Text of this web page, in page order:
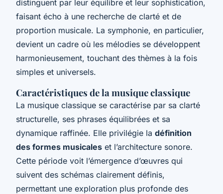
distinguent par leur équilibre et leur sophistication,
faisant écho à une recherche de clarté et de
proportion musicale. La symphonie, en particulier,
devient un cadre où les mélodies se développent
harmonieusement, touchant des thèmes à la fois
simples et universels.
Caractéristiques de la musique classique
La musique classique se caractérise par sa clarté
structurelle, ses phrases équilibrées et sa
dynamique raffinée. Elle privilégie la définition
des formes musicales et l’architecture sonore.
Cette période voit l’émergence d’œuvres qui
suivent des schémas clairement définis,
permettant une exploration plus profonde des